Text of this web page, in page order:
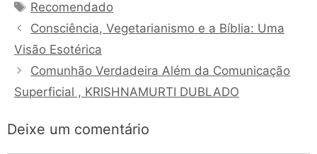
Tags
Recomendado
Consciência, Vegetarianismo e a Bíblia: Uma
Visão Esotérica
Comunhão Verdadeira Além da Comunicação
Superficial , KRISHNAMURTI DUBLADO
Deixe um comentário